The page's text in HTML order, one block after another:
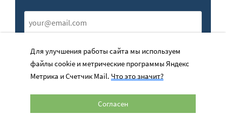
ПОДПИСАТЬСЯ
Отправляя форму, я даю согласие
на обработку персональных
данных
Для улучшения работы сайта мы используем
файлы cookie и метрические программы Яндекс
Метрика и Счетчик Mail. Что это значит?
Согласен